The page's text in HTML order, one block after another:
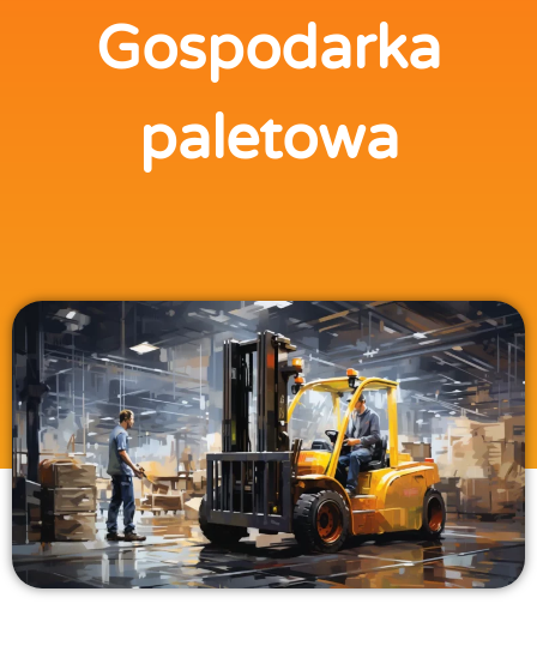
Gospodarka
paletowa